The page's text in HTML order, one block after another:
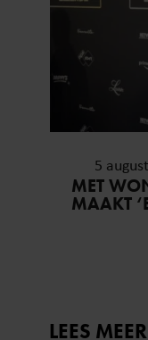
5
MET
MAAKT